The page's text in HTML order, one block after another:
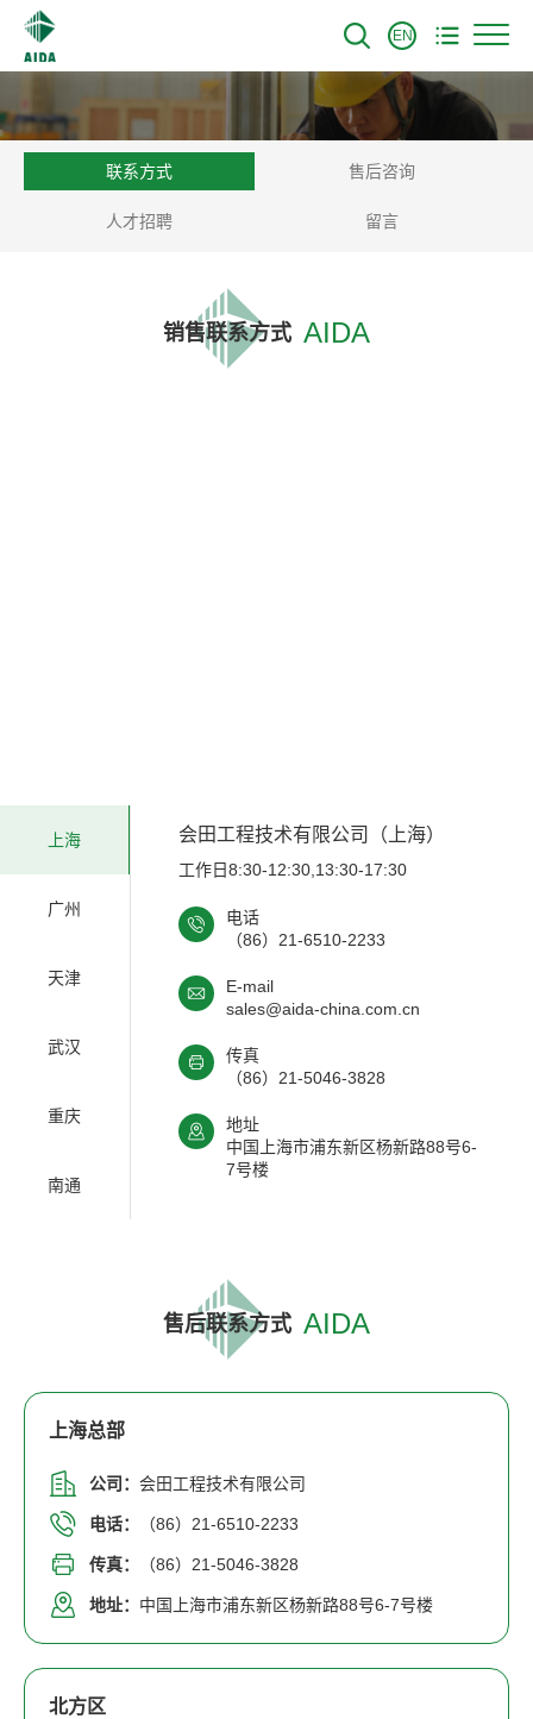
EN
联系方式 售后咨询
人才招聘 留言
销售联系方式 AIDA
上海
广州
天津
武汉
重庆
南通
会田工程技术有限公司（上海）
工作日8:30-12:30,13:30-17:30
电话
（86）21-6510-2233
E-mail
sales@aida-china.com.cn
传真
（86）21-5046-3828
地址
中国上海市浦东新区杨新路88号6-
7号楼
售后联系方式 AIDA
上海总部
公司： 会田工程技术有限公司
电话： （86）21-6510-2233
传真： （86）21-5046-3828
地址： 中国上海市浦东新区杨新路88号6-7号楼
北方区